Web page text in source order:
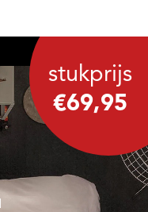
stukprijs
€69,95